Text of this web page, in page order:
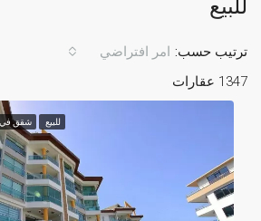
للبيع
1347 عقارات
ترتيب حسب: امر افتراضي
للبيع شقق في